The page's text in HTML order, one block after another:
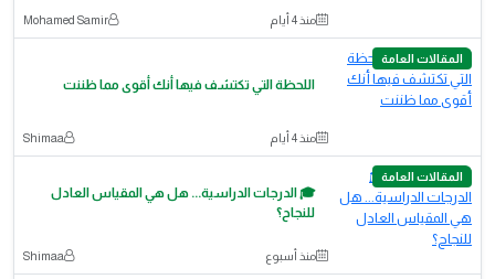
منذ 4 أيام Mohamed Samir
المقالات العامة
اللحظة التي تكتشف فيها أنك أقوى مما ظننت
منذ 4 أيام Shimaa
المقالات العامة
🎓 الدرجات الدراسية... هل هي المقياس العادل
للنجاح؟
منذ أسبوع Shimaa